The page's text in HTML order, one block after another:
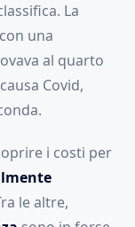
La
una
al quarto
Covid,
i costi per
le altre,